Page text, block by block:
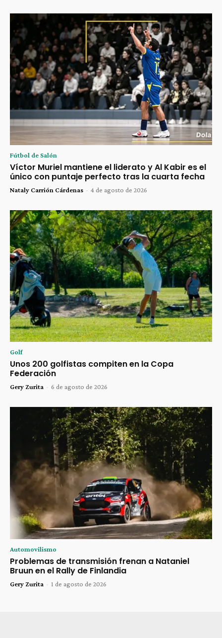
Fútbol de Salón
Víctor Muriel mantiene el liderato y Al Kabir es el
único con puntaje perfecto tras la cuarta fecha
Nataly Carrión Cárdenas - 4 de agosto de 2026
Golf
Unos 200 golfistas compiten en la Copa
Federación
Gery Zurita - 6 de agosto de 2026
Automovilismo
Problemas de transmisión frenan a Nataniel
Bruun en el Rally de Finlandia
Gery Zurita - 1 de agosto de 2026